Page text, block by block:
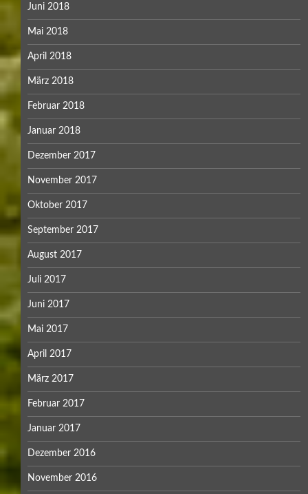
Juni 2018
Mai 2018
April 2018
März 2018
Februar 2018
Januar 2018
Dezember 2017
November 2017
Oktober 2017
September 2017
August 2017
Juli 2017
Juni 2017
Mai 2017
April 2017
März 2017
Februar 2017
Januar 2017
Dezember 2016
November 2016